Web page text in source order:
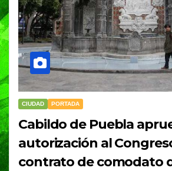
CIUDAD PORTADA
Cabildo de Puebla
autorización al
contrato de comodato